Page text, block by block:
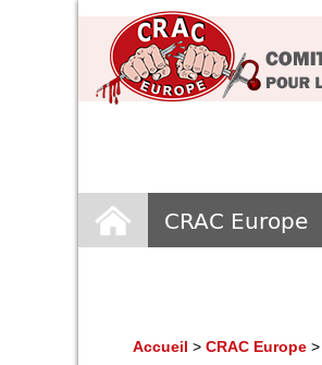
Aller
au
CRAC Europe
Accueil > CRAC Europe >